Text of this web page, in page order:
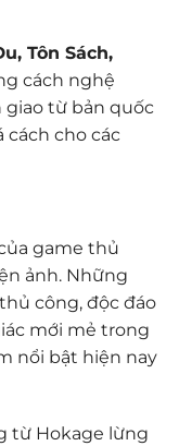
Tôn Sách,
cách nghệ
từ bản quốc
cách cho các
game thủ
ảnh. Những
công, độc đáo
mới mẻ trong
nổi bật hiện nay
từ Hokage lừng